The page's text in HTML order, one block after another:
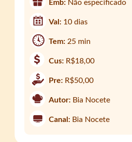
Emb: Não especificado
Val: 10 dias
Tem: 25 min
Cus: R$18,00
Pre: R$50,00
Autor: Bia Nocete
Canal: Bia Nocete